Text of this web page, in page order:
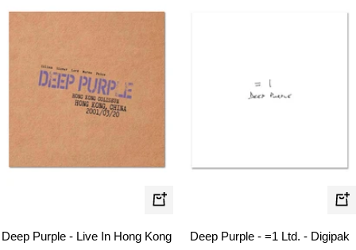
In
Deep Purple - Live In Hong Kong
In
Deep Purple - =1 Ltd. - Digipak